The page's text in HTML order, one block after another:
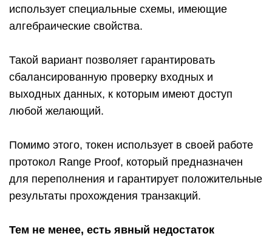
использует специальные схемы, имеющие
алгебраические свойства.
Такой вариант позволяет гарантировать
сбалансированную проверку входных и
выходных данных, к которым имеют доступ
любой желающий.
Помимо этого, токен использует в своей работе
протокол Range Proof, который предназначен
для переполнения и гарантирует положительные
результаты прохождения транзакций.
Тем не менее, есть явный недостаток